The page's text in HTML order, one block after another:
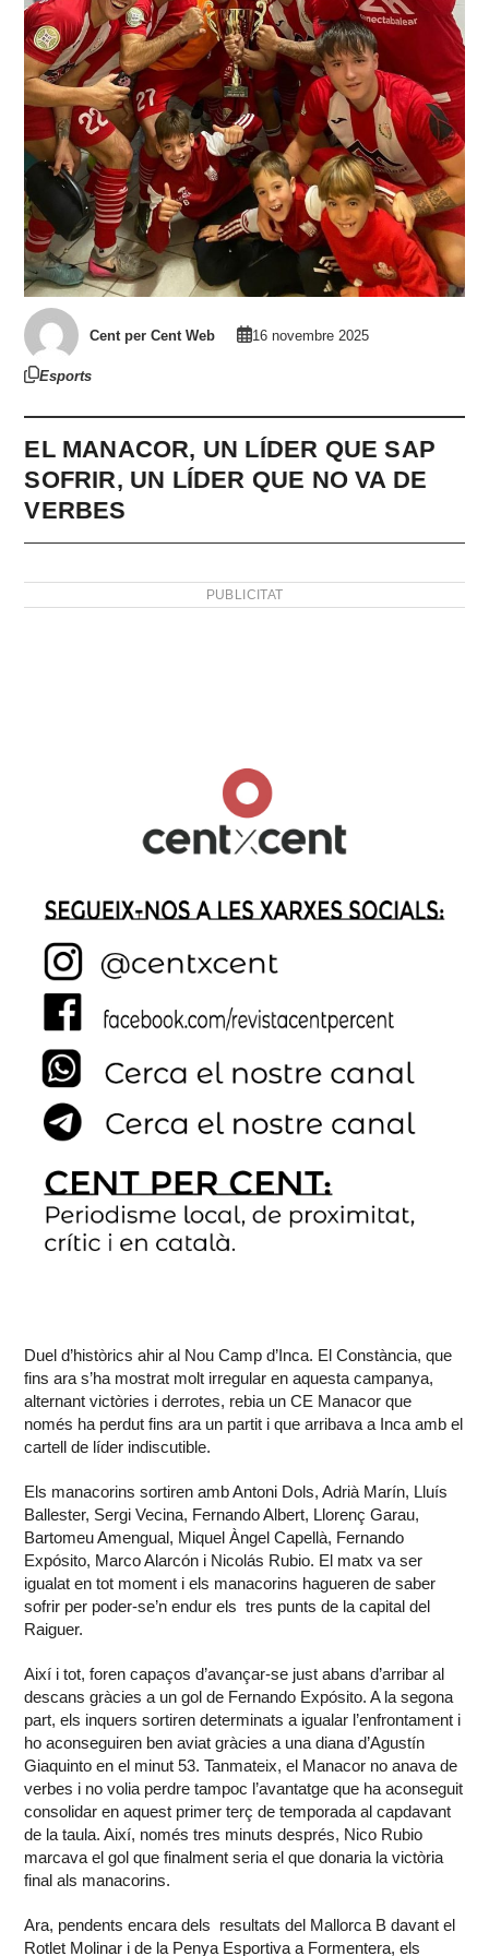
Cent per Cent Web 16 novembre 2025
Esports
EL MANACOR, UN LÍDER QUE SAP
SOFRIR, UN LÍDER QUE NO VA DE
VERBES
PUBLICITAT
Duel d’històrics ahir al Nou Camp d’Inca. El Constància, que
fins ara s’ha mostrat molt irregular en aquesta campanya,
alternant victòries i derrotes, rebia un CE Manacor que
només ha perdut fins ara un partit i que arribava a Inca amb el
cartell de líder indiscutible.
Els manacorins sortiren amb Antoni Dols, Adrià Marín, Lluís
Ballester, Sergi Vecina, Fernando Albert, Llorenç Garau,
Bartomeu Amengual, Miquel Àngel Capellà, Fernando
Expósito, Marco Alarcón i Nicolás Rubio. El matx va ser
igualat en tot moment i els manacorins hagueren de saber
sofrir per poder-se’n endur els tres punts de la capital del
Raiguer.
Així i tot, foren capaços d’avançar-se just abans d’arribar al
descans gràcies a un gol de Fernando Expósito. A la segona
part, els inquers sortiren determinats a igualar l’enfrontament i
ho aconseguiren ben aviat gràcies a una diana d’Agustín
Giaquinto en el minut 53. Tanmateix, el Manacor no anava de
verbes i no volia perdre tampoc l’avantatge que ha aconseguit
consolidar en aquest primer terç de temporada al capdavant
de la taula. Així, només tres minuts després, Nico Rubio
marcava el gol que finalment seria el que donaria la victòria
final als manacorins.
Ara, pendents encara dels resultats del Mallorca B davant el
Rotlet Molinar i de la Penya Esportiva a Formentera, els